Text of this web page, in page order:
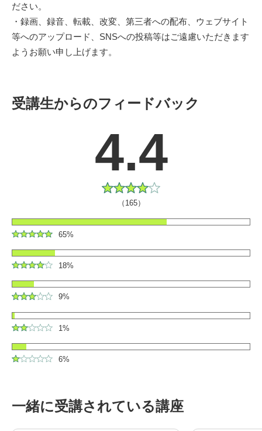
ださい。
・録画、録音、転載、改変、第三者への配布、ウェブサイト
等へのアップロード、SNSへの投稿等はご遠慮いただきます
ようお願い申し上げます。
受講生からのフィードバック
4.4
（165）
65%
18%
9%
1%
6%
一緒に受講されている講座